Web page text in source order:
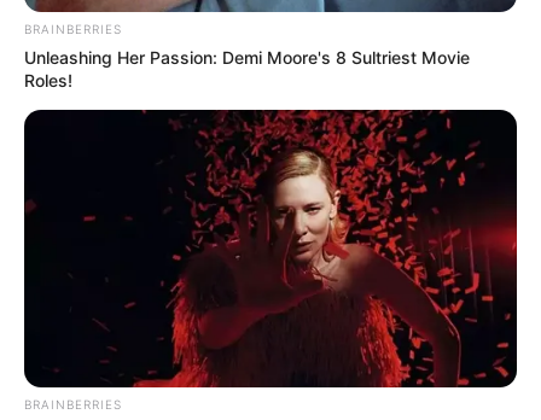
BRAINBERRIES
Unleashing Her Passion: Demi Moore's 8 Sultriest Movie
Roles!
BRAINBERRIES